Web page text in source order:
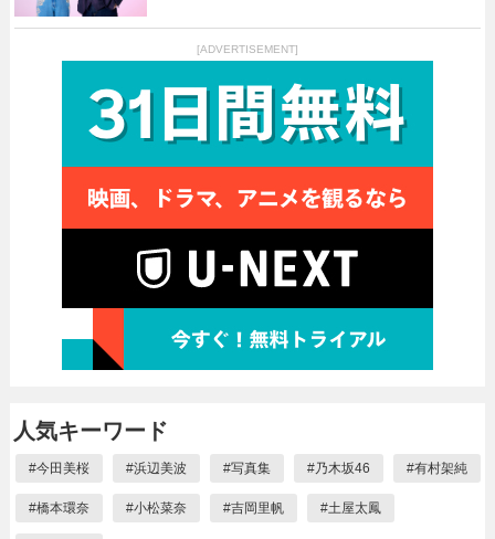
[ADVERTISEMENT]
人気キーワード
#今田美桜 #浜辺美波 #写真集 #乃木坂46 #有村架純
#橋本環奈 #小松菜奈 #吉岡里帆 #土屋太鳳